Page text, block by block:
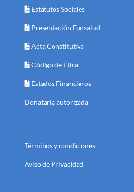
Estatutos Sociales
Presentación Funsalud
Acta Constitutiva
Código de Ética
Estados Financieros
Donataria autorizada
Términos y condiciones
Aviso de Privacidad